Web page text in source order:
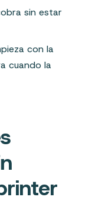
sin estar
con la
cuando la